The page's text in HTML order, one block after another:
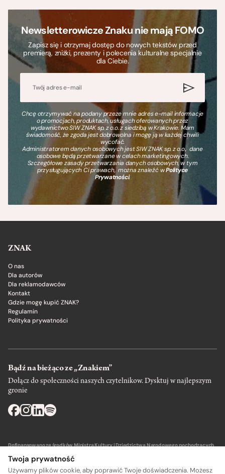
Newsletterowicze Znaku nie mają FOMO
Zapisz się i otrzymaj dostęp do nowych tekstów przed
premierą, zniżki, prezenty i polecenia kulturalne specjalnie
dla Ciebie.
Chcę otrzymywać na podany przeze mnie adres e-mail informacje
o promocjach, produktach, usługach oferowanych przez
wydawnictwo SIW ZNAK sp. z o.o. z siedzibą w Krakowie. Mam
świadomość, że zgoda jest dobrowolna i mogę ją w każdej chwili
wycofać.
Administratorem danych osobowych jest SIW ZNAK sp. z o.o., dane
osobowe będą przetwarzane w celach marketingowych.
Szczegółowe zasady przetwarzania danych osobowych, w tym
przysługujących Ci prawach, można znaleźć wPolityce
Prywatności.
ZNAK
O nas
Dla autorów
Dla reklamodawców
Kontakt
Gdzie mogę kupić ZNAK?
Regulamin
Polityka prywatności
Bądź na bieżąco ze „Znakiem”
Dołącz do społeczności naszych czytelnikow. Dysktuj w najlepszym
gronie
Dofinansowano ze środków Ministra Kultury i Dziedzictwa Narodowego pochodzących
Twoja prywatność
Używamy plików cookie, aby poprawić Twoje doświadczenia. Możesz